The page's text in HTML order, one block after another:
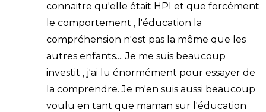
connaitre qu'elle était HPI et que forcément
le comportement , l'éducation la
compréhension n'est pas la même que les
autres enfants.... Je me suis beaucoup
investit , j'ai lu énormément pour essayer de
la comprendre. Je m'en suis aussi beaucoup
voulu en tant que maman sur l'éducation